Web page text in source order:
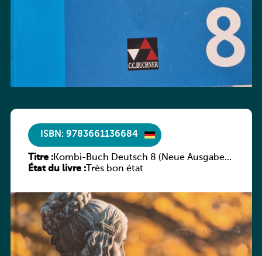
ISBN: 9783661136684
Titre :Kombi-Buch Deutsch 8 (Neue Ausgabe
Luxemburg)
État du livre :Très bon état